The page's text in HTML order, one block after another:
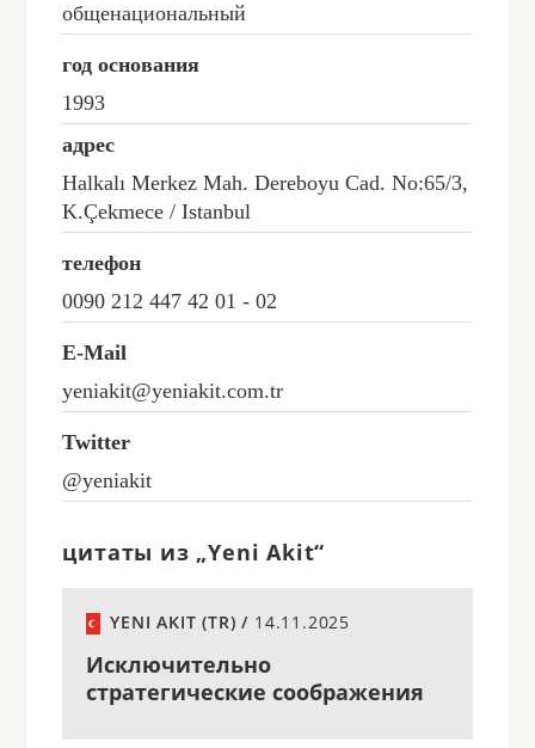
общенациональный
год основания
1993
адрес
Halkalı Merkez Mah. Dereboyu Cad. No:65/3,
K.Çekmece / Istanbul
телефон
0090 212 447 42 01 - 02
E-Mail
yeniakit@yeniakit.com.tr
Twitter
@yeniakit
цитаты из „Yeni Akit“
YENI AKIT (TR) / 14.11.2025
Исключительно
стратегические соображения